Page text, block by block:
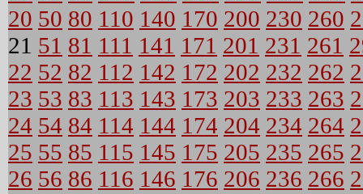
20 50 80 110 140 170 200 230 260
21 51 81 111 141 171 201 231 261
22 52 82 112 142 172 202 232 262
23 53 83 113 143 173 203 233 263
24 54 84 114 144 174 204 234 264
25 55 85 115 145 175 205 235 265
26 56 86 116 146 176 206 236 266